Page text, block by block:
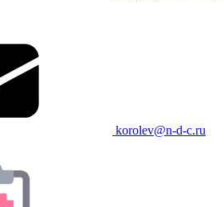
korolev@n-d-c.ru